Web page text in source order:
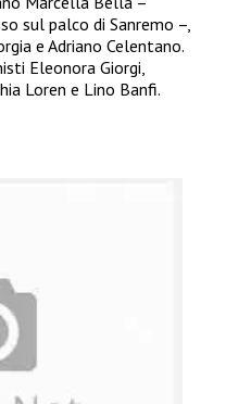
sul palco di Sanremo –,
e Adriano Celentano.
Eleonora Giorgi,
Loren e Lino Banfi.